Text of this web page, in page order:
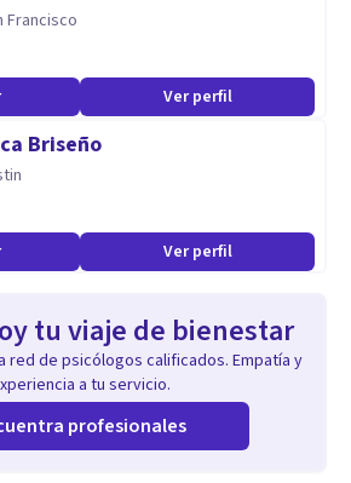
Francisco
Ver perfil
Briseño
Ver perfil
tu viaje de bienestar
red de psicólogos calificados. Empatía y
a tu servicio.
profesionales